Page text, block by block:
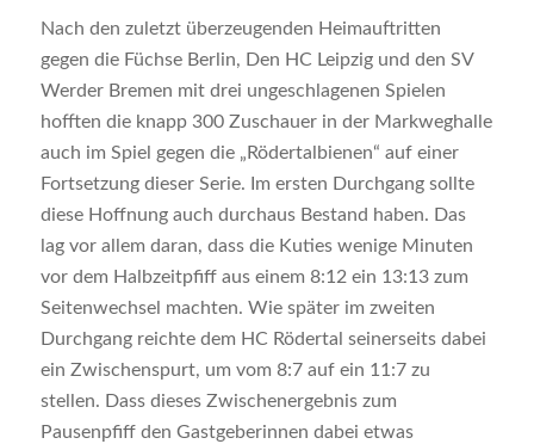
Nach den zuletzt überzeugenden Heimauftritten
gegen die Füchse Berlin, Den HC Leipzig und den SV
Werder Bremen mit drei ungeschlagenen Spielen
hofften die knapp 300 Zuschauer in der Markweghalle
auch im Spiel gegen die „Rödertalbienen“ auf einer
Fortsetzung dieser Serie. Im ersten Durchgang sollte
diese Hoffnung auch durchaus Bestand haben. Das
lag vor allem daran, dass die Kuties wenige Minuten
vor dem Halbzeitpfiff aus einem 8:12 ein 13:13 zum
Seitenwechsel machten. Wie später im zweiten
Durchgang reichte dem HC Rödertal seinerseits dabei
ein Zwischenspurt, um vom 8:7 auf ein 11:7 zu
stellen. Dass dieses Zwischenergebnis zum
Pausenpfiff den Gastgeberinnen dabei etwas